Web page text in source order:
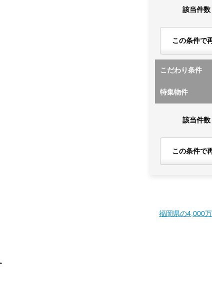
該当件数
この条件で
こだわり条件
特集物件
該当件数
この条件で
福岡県の4,000